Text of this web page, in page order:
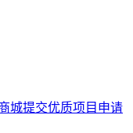
城提交优质项目申请